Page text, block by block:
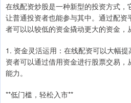
在线配资炒股是一种新型的投资方式，
让普通投资者也能参与其中。通过配资
者可以以较低的资金撬动更大的资金，
1. 资金灵活运用：在线配资可以大幅
资者可以通过借用资金进行股票交易
能力。
**低门槛，轻松入市**